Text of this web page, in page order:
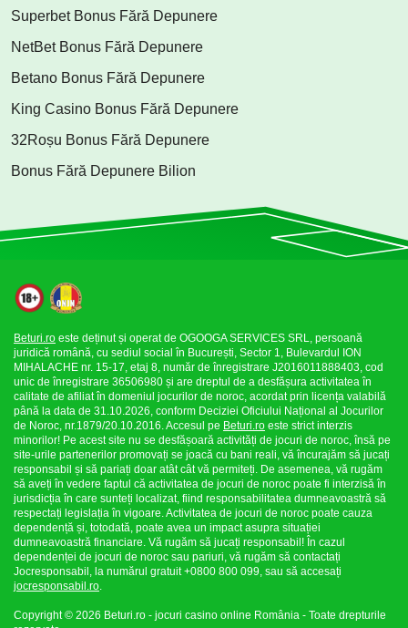
Superbet Bonus Fără Depunere
NetBet Bonus Fără Depunere
Betano Bonus Fără Depunere
King Casino Bonus Fără Depunere
32Roșu Bonus Fără Depunere
Bonus Fără Depunere Bilion
Beturi.ro este deținut și operat de OGOOGA SERVICES SRL, persoană
juridică română, cu sediul social în București, Sector 1, Bulevardul ION
MIHALACHE nr. 15-17, etaj 8, număr de înregistrare J2016011888403, cod
unic de înregistrare 36506980 și are dreptul de a desfășura activitatea în
calitate de afiliat în domeniul jocurilor de noroc, acordat prin licența valabilă
până la data de 31.10.2026, conform Deciziei Oficiului Național al Jocurilor
de Noroc, nr.1879/20.10.2016. Accesul pe Beturi.ro este strict interzis
minorilor! Pe acest site nu se desfășoară activități de jocuri de noroc, însă pe
site-urile partenerilor promovați se joacă cu bani reali, vă încurajăm să jucați
responsabil și să pariați doar atât cât vă permiteți. De asemenea, vă rugăm
să aveți în vedere faptul că activitatea de jocuri de noroc poate fi interzisă în
jurisdicția în care sunteți localizat, fiind responsabilitatea dumneavoastră să
respectați legislația în vigoare. Activitatea de jocuri de noroc poate cauza
dependență și, totodată, poate avea un impact asupra situației
dumneavoastră financiare. Vă rugăm să jucați responsabil! În cazul
dependenței de jocuri de noroc sau pariuri, vă rugăm să contactați
Jocresponsabil, la numărul gratuit +0800 800 099, sau să accesați
jocresponsabil.ro.
Copyright © 2026 Beturi.ro - jocuri casino online România - Toate drepturile